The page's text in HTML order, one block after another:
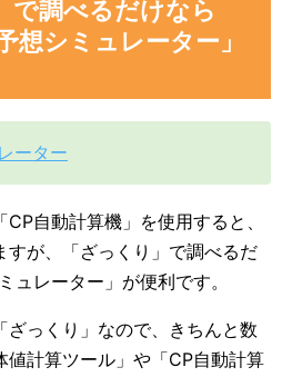
で調べるだけなら
想シミュレーター」
ーター
CP自動計算機」を使用すると、
すが、「ざっくり」で調べるだ
ュレーター」が便利です。
ざっくり」なので、きちんと数
値計算ツール」や「CP自動計算